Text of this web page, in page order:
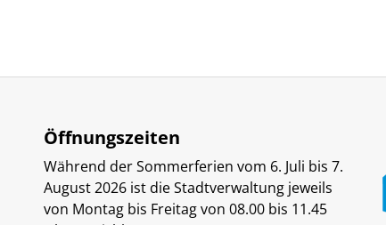
Öffnungszeiten
Während der Sommerferien vom 6. Juli bis 7.
August 2026 ist die Stadtverwaltung jeweils
von Montag bis Freitag von 08.00 bis 11.45